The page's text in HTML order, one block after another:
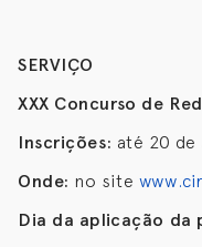
SERVIÇO
XXX Concurso de
Inscrições: até 20
Onde: no site
Dia da aplicação da